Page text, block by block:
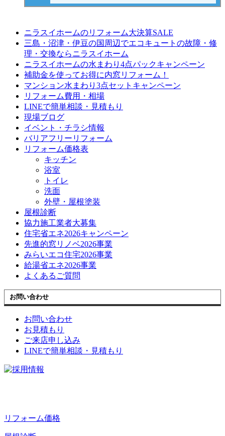
ニラスイホームのリフォーム大決算SALE
三島・沼津・伊豆の国周辺でエコキュートの故障・修
理・交換ならニラスイホーム
ニラスイホームの水まわり4点パックキャンペーン
補助金を使ってお得に内窓リフォーム！
マンション水まわり3点セットキャンペーン
リフォーム費用・相場
LINEで簡単相談・見積もり
現場ブログ
イベント・チラシ情報
バリアフリーリフォーム
リフォーム価格表
キッチン
浴室
トイレ
洗面
外壁・屋根塗装
屋根診断
協力施工業者大募集
住宅省エネ2026キャンペーン
先進的窓リノベ2026事業
みらいエコ住宅2026事業
給湯省エネ2026事業
よくあるご質問
お問い合わせ
お問い合わせ
お見積もり
ご来店申し込み
LINEで簡単相談・見積もり
リフォーム価格